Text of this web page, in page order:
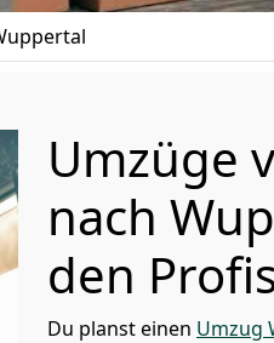
Umzüge
nach
den
Du planst einen Umzug